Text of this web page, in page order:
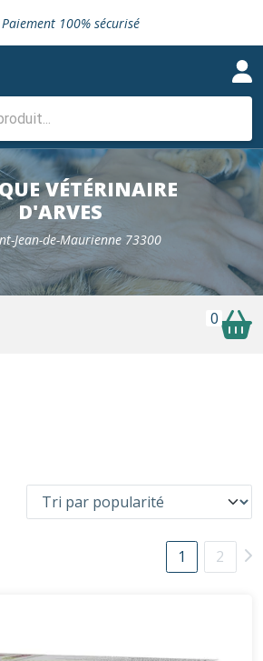
Paiement 100% sécurisé
gratuite en clinique vétérinaire
de croquettes vétérinaire
gratuite en clinique vétérinaire
gratuit en clinique
de croquettes vétérinaire
VÉTÉRINAIRE
D'ARVES
Jean-de-Maurienne 73300
0
1 2